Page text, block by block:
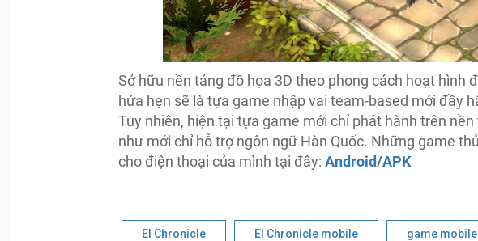
Sở hữu nền tảng đồ họa 3D theo phong cách hoạt hình
hứa hẹn sẽ là tựa game nhập vai team-based mới đầy
Tuy nhiên, hiện tại tựa game mới chỉ phát hành trên
như mới chỉ hỗ trợ ngôn ngữ Hàn Quốc. Những game
cho điện thoại của mình tại đây:Android/APK
El Chronicle El Chronicle mobile game